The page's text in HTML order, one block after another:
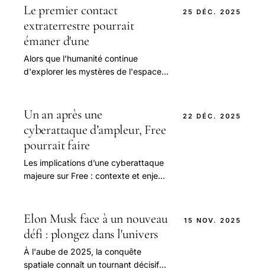
empreinte indélébile dans le cœur.
Le premier contact
extraterrestre pourrait
émaner d'une
Alors que l'humanité continue
d'explorer les mystères de l'espace,
scientifique : si.
25 DÉC. 2025
Un an après une
cyberattaque d’ampleur, Free
pourrait faire
Les implications d’une cyberattaque
majeure sur Free : contexte et enjeux
cyberattaques.
22 DÉC. 2025
Elon Musk face à un nouveau
défi : plongez dans l'univers
À l'aube de 2025, la conquête
spatiale connaît un tournant décisif
15 NOV. 2025